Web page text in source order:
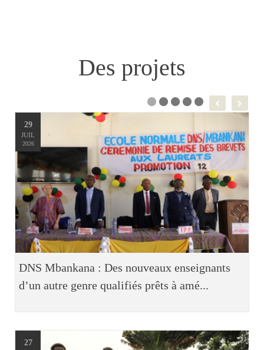
Des projets
29
JUIL
2026
DNS Mbankana : Des nouveaux enseignants
d’un autre genre qualifiés prêts à amé...
27